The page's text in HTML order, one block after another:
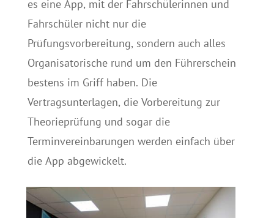
es eine App, mit der Fahrschülerinnen und
Fahrschüler nicht nur die
Prüfungsvorbereitung, sondern auch alles
Organisatorische rund um den Führerschein
bestens im Griff haben. Die
Vertragsunterlagen, die Vorbereitung zur
Theorieprüfung und sogar die
Terminvereinbarungen werden einfach über
die App abgewickelt.